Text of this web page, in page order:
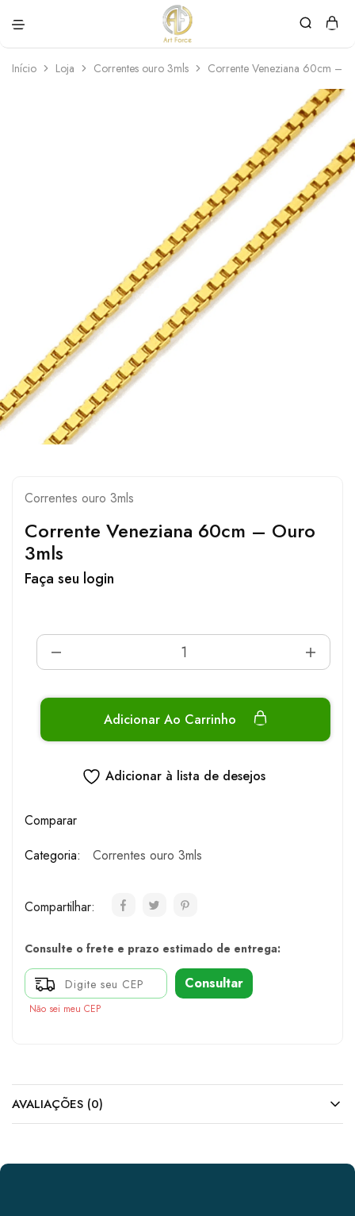
Force
personalizadas
Início Loja Correntes ouro 3mls Corrente Veneziana 60cm –
Correntes ouro 3mls
Corrente Veneziana 60cm – Ouro
3mls
Faça seu login
Adicionar Ao Carrinho
Adicionar à lista de desejos
Comparar
Categoria:
Correntes ouro 3mls
Compartilhar:
Consulte o frete e prazo estimado de entrega:
Consultar
Não sei meu CEP
AVALIAÇÕES (0)